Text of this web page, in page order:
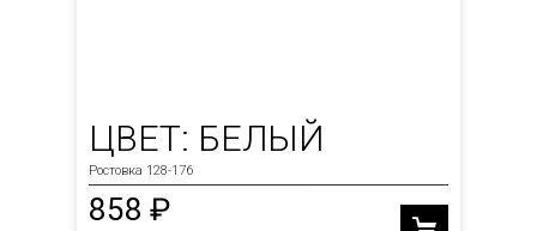
ЦВЕТ: БЕЛЫЙ
Ростовка 128-176
858 ₽